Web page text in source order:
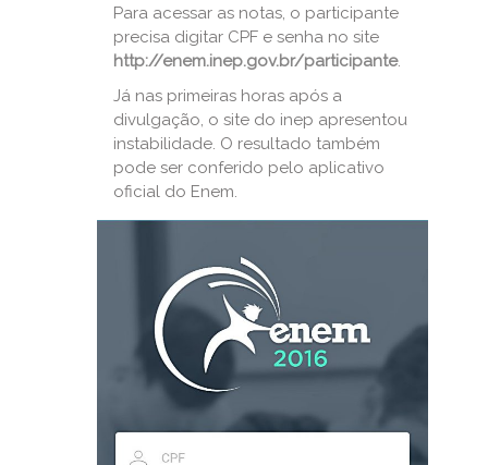
Para acessar as notas, o participante
precisa digitar CPF e senha no site
http://enem.inep.gov.br/participante.
Já nas primeiras horas após a
divulgação, o site do inep apresentou
instabilidade. O resultado também
pode ser conferido pelo aplicativo
oficial do Enem.